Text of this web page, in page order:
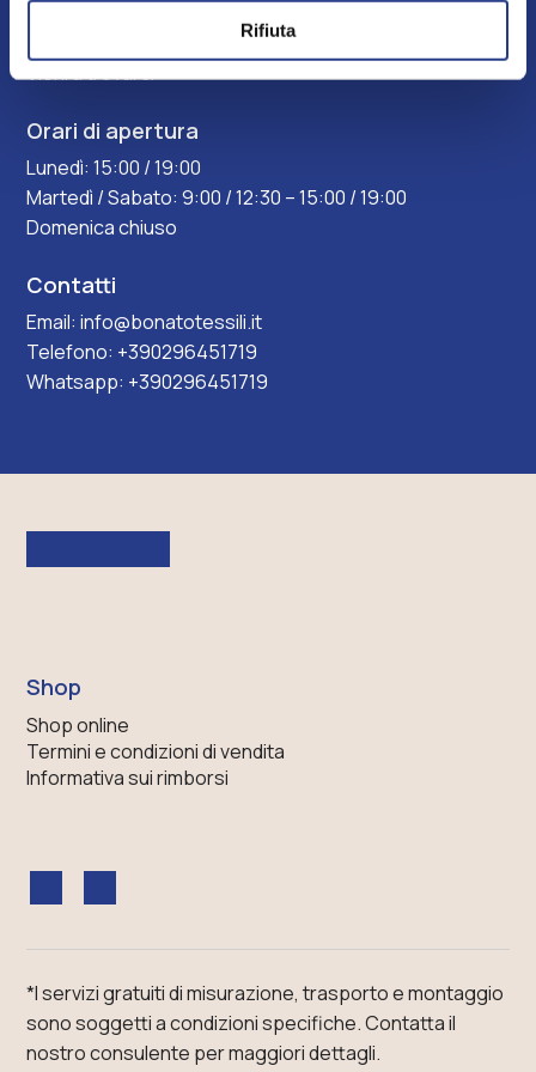
Rifiuta
Vieni a trovarci
Orari di apertura
Lunedì: 15:00 / 19:00
Martedì / Sabato: 9:00 / 12:30 – 15:00 / 19:00
Domenica chiuso
Contatti
Email:info@bonatotessili.it
Telefono: +390296451719
Whatsapp: +390296451719
Shop
Shop online
Termini e condizioni di vendita
Informativa sui rimborsi
*I servizi gratuiti di misurazione, trasporto e montaggio
sono soggetti a condizioni specifiche.Contatta il
nostro consulente per maggiori dettagli.